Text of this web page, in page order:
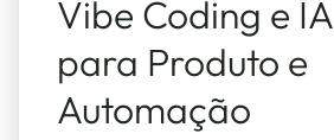
Vibe Coding e IA
para Produto e
Automação